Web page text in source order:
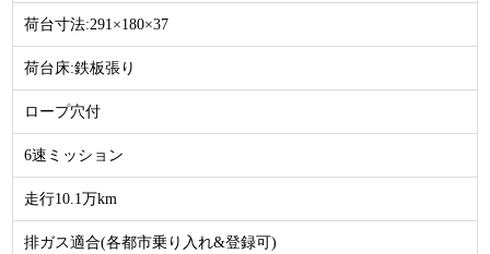
荷台寸法:291×180×37
荷台床:鉄板張り
ロープ穴付
6速ミッション
走行10.1万km
排ガス適合(各都市乗り入れ&登録可)